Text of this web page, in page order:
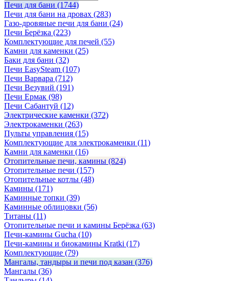
Печи для бани (1744)
Печи для бани на дровах (283)
Газо-дровяные печи для бани (24)
Печи Берёзка (223)
Комплектующие для печей (55)
Камни для каменки (25)
Баки для бани (32)
Печи EasySteam (107)
Печи Варвара (712)
Печи Везувий (191)
Печи Ермак (98)
Печи Сабантуй (12)
Электрические каменки (372)
Электрокаменки (263)
Пульты управления (15)
Комплектующие для электрокаменки (11)
Камни для каменки (16)
Отопительные печи, камины (824)
Отопительные печи (157)
Отопительные котлы (48)
Камины (171)
Каминные топки (39)
Каминные облицовки (56)
Титаны (11)
Отопительные печи и камины Берёзка (63)
Печи-камины Gucha (10)
Печи-камины и биокамины Kratki (17)
Комплектующие (79)
Мангалы, тандыры и печи под казан (376)
Мангалы (36)